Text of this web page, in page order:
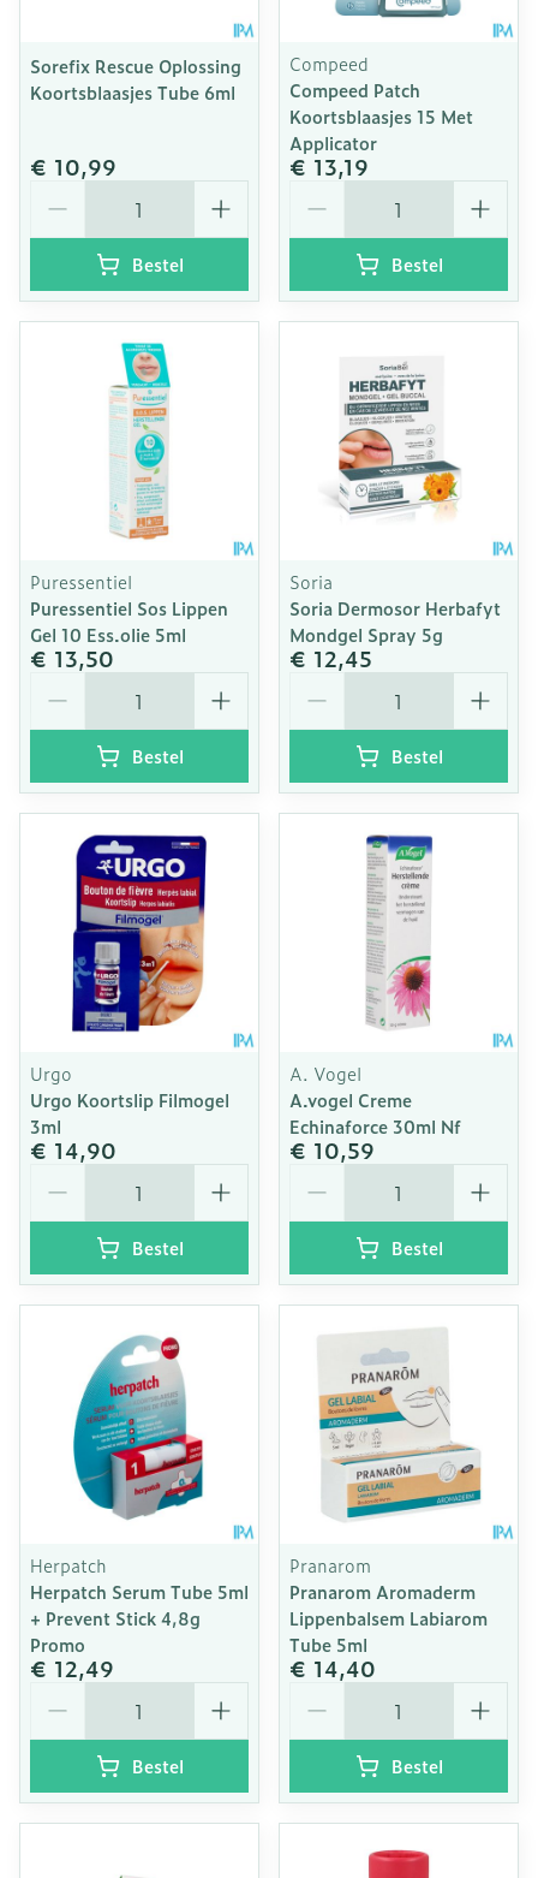
Sorefix Rescue Oplossing
Koortsblaasjes Tube 6ml
€ 10,99
Bestel
Compeed
Compeed Patch
Koortsblaasjes 15 Met
Applicator
€ 13,19
Bestel
Puressentiel
Puressentiel Sos Lippen
Gel 10 Ess.olie 5ml
€ 13,50
Bestel
Soria
Soria Dermosor Herbafyt
Mondgel Spray 5g
€ 12,45
Bestel
Urgo
Urgo Koortslip Filmogel
3ml
€ 14,90
Bestel
A. Vogel
A.vogel Creme
Echinaforce 30ml Nf
€ 10,59
Bestel
Herpatch
Herpatch Serum Tube 5ml
+ Prevent Stick 4,8g
Promo
€ 12,49
Bestel
Pranarom
Pranarom Aromaderm
Lippenbalsem Labiarom
Tube 5ml
€ 14,40
Bestel